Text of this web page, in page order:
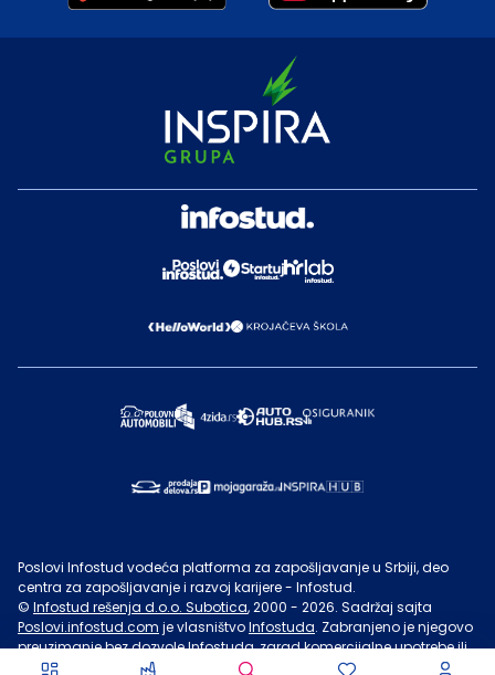
Poslovi Infostud vodeća platforma za zapošljavanje u Srbiji, deo
centra za zapošljavanje i razvoj karijere - Infostud.
© Infostud rešenja d.o.o. Subotica, 2000 - 2026. Sadržaj sajta
Poslovi.infostud.com je vlasništvoInfostuda. Zabranjeno je njegovo
preuzimanje bez dozvoleInfostuda, zarad komercijalne upotrebe ili
u druge svrhe, osim za lične potrebe posetilaca sajta.